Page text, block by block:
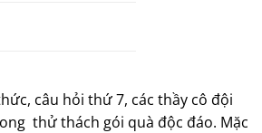
câu hỏi thứ 7, các thầy cô đội
thử thách gói quà độc đáo. Mặc